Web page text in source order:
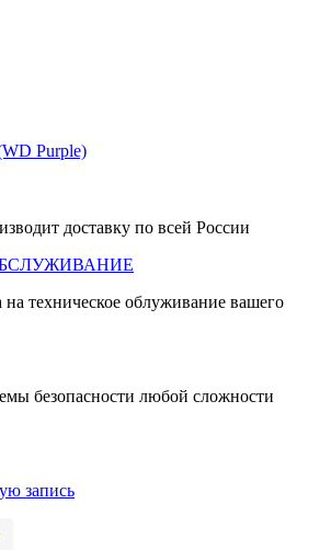
Purple)
доставку по всей России
на техническое облуживание вашего
безопасности любой сложности
запись